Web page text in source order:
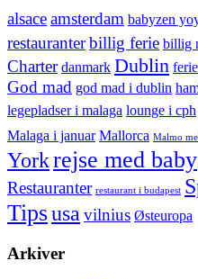
alsaceamsterdam babyzen
restauranterbillig ferie billig
Charter danmark Dublin
God mad god mad i dublin
legepladser i malaga lounge i cph
Malaga i januar Mallorca Malmo
Yorkrejse med baby
Restauranter restaurant i budapest
Tipsusa vilnius Østeuropa
Arkiver